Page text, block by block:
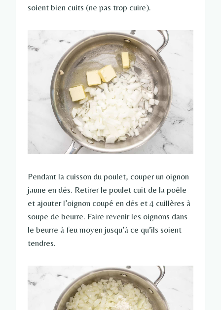
soient bien cuits (ne pas trop cuire).
Pendant la cuisson du poulet, couper un oignon
jaune en dés. Retirer le poulet cuit de la poêle
et ajouter l’oignon coupé en dés et 4 cuillères à
soupe de beurre. Faire revenir les oignons dans
le beurre à feu moyen jusqu’à ce qu’ils soient
tendres.